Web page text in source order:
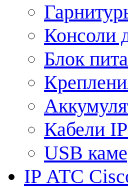
Консоли
Блок
Кабели
USB
IP АТС